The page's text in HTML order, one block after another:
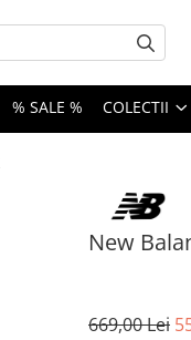
% SALE % COLECTII
New
669,00 Lei